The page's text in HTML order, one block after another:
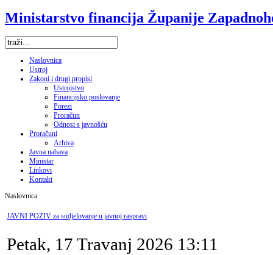
Ministarstvo financija Županije
Naslovnica
Ustroj
Zakoni i drugi propisi
Ustrojstvo
Financijsko poslovanje
Porezi
Proračun
Odnosi s javnošću
Proračuni
Arhiva
Javna nabava
Ministar
Linkovi
Kontakt
Naslovnica
JAVNI POZIV za sudjelovanje u javnoj raspravi
Petak, 17 Travanj 2026 13:11